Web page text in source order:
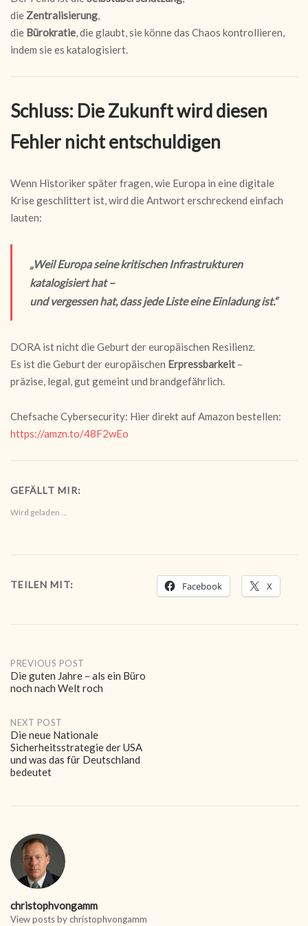
die Zentralisierung,
die Bürokratie, die glaubt, sie könne das Chaos kontrollieren,
indem sie es katalogisiert.
Schluss: Die Zukunft wird diesen
Fehler nicht entschuldigen
Wenn Historiker später fragen, wie Europa in eine digitale
Krise geschlittert ist, wird die Antwort erschreckend einfach
lauten:
„Weil Europa seine kritischen Infrastrukturen
katalogisiert hat –
und vergessen hat, dass jede Liste eine Einladung ist.“
DORA ist nicht die Geburt der europäischen Resilienz.
Es ist die Geburt der europäischen Erpressbarkeit –
präzise, legal, gut gemeint und brandgefährlich.
Chefsache Cybersecurity: Hier direkt auf Amazon bestellen:
https://amzn.to/48F2wEo
GEFÄLLT MIR:
Wird geladen …
TEILEN MIT: Facebook X
Post
navigation
PREVIOUS POST
Die guten Jahre – als ein Büro
noch nach Welt roch
NEXT POST
Die neue Nationale
Sicherheitsstrategie der USA
und was das für Deutschland
bedeutet
christophvongamm
View posts by christophvongamm